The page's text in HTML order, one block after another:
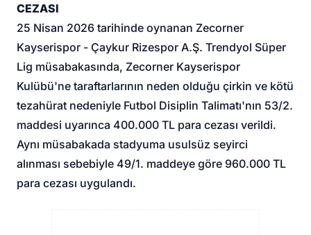
CEZASI
25 Nisan 2026 tarihinde oynanan Zecorner
Kayserispor - Çaykur Rizespor A.Ş. Trendyol Süper
Lig müsabakasında, Zecorner Kayserispor
Kulübü'ne taraftarlarının neden olduğu çirkin ve kötü
tezahürat nedeniyle Futbol Disiplin Talimatı'nın 53/2.
maddesi uyarınca 400.000 TL para cezası verildi.
Aynı müsabakada stadyuma usulsüz seyirci
alınması sebebiyle 49/1. maddeye göre 960.000 TL
para cezası uygulandı.